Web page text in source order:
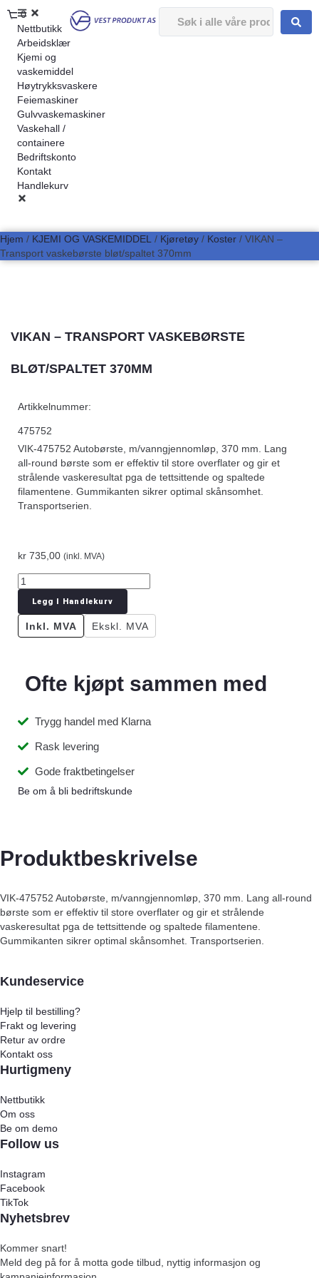
0
Nettbutikk
Arbeidsklær
Kjemi og
vaskemiddel
Høytrykksvaskere
Feiemaskiner
Gulvvaskemaskiner
Vaskehall /
containere
Bedriftskonto
Kontakt
Handlekurv
Hjem / KJEMI OG VASKEMIDDEL / Kjøretøy / Koster / VIKAN –
Transport vaskebørste bløt/spaltet 370mm
VIKAN – TRANSPORT VASKEBØRSTE
BLØT/SPALTET 370MM
Artikkelnummer:
475752
VIK-475752 Autobørste, m/vanngjennomløp, 370 mm. Lang
all-round børste som er effektiv til store overflater og gir et
strålende vaskeresultat pga de tettsittende og spaltede
filamentene. Gummikanten sikrer optimal skånsomhet.
Transportserien.
kr 735,00 (inkl. MVA)
Legg I Handlekurv
Inkl. MVA Ekskl. MVA
Ofte kjøpt sammen med
Trygg handel med Klarna
Rask levering
Gode fraktbetingelser
Be om å bli bedriftskunde
Produktbeskrivelse
VIK-475752 Autobørste, m/vanngjennomløp, 370 mm. Lang all-round
børste som er effektiv til store overflater og gir et strålende
vaskeresultat pga de tettsittende og spaltede filamentene.
Gummikanten sikrer optimal skånsomhet. Transportserien.
Kundeservice
Hjelp til bestilling?
Frakt og levering
Retur av ordre
Kontakt oss
Hurtigmeny
Nettbutikk
Om oss
Be om demo
Follow us
Instagram
Facebook
TikTok
Nyhetsbrev
Kommer snart!
Meld deg på for å motta gode tilbud, nyttig informasjon og